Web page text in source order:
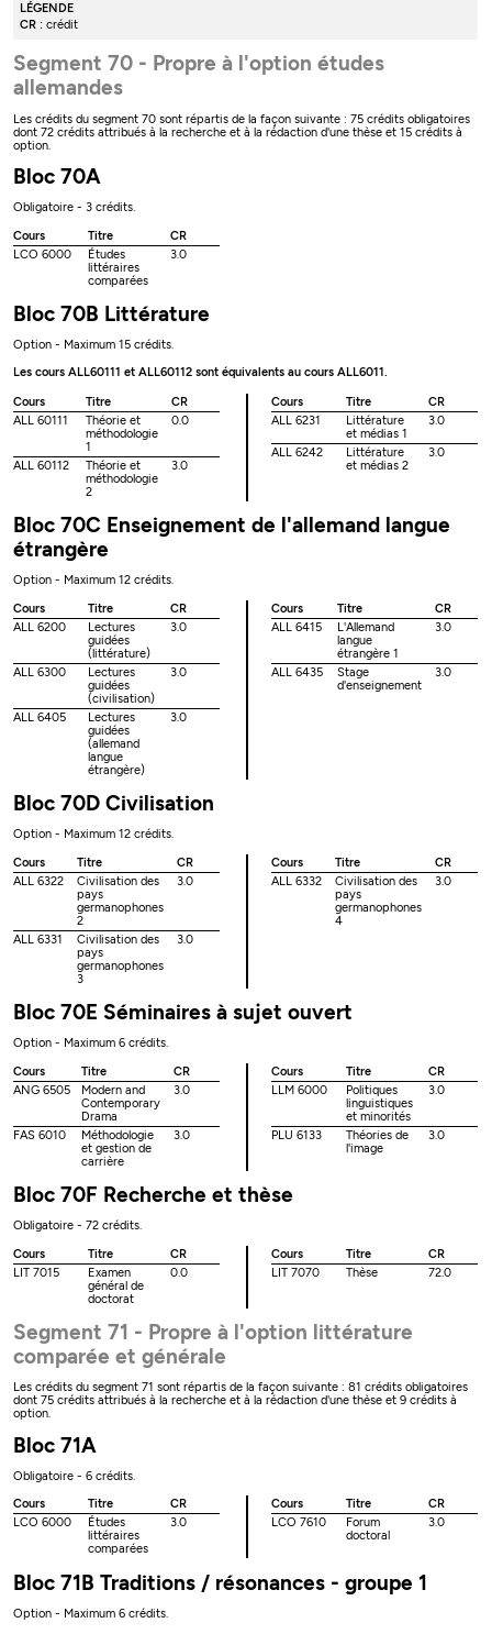
LÉGENDE
CR : crédit
Segment 70 - Propre à l'option études
allemandes
Les crédits du segment 70 sont répartis de la façon suivante : 75 crédits obligatoires
dont 72 crédits attribués à la recherche et à la rédaction d'une thèse et 15 crédits à
option.
Bloc 70A
Obligatoire - 3 crédits.
Cours
Titre
CR
LCO 6000
Études
littéraires
comparées
3.0
Bloc 70B Littérature
Option - Maximum 15 crédits.
Les cours ALL60111 et ALL60112 sont équivalents au cours ALL6011.
Cours Titre
CR
ALL 60111
Théorie et
méthodologie
1
0.0
ALL 60112
Théorie et
méthodologie
2
3.0
Cours Titre
CR
ALL 6231
Littérature
et médias 1
3.0
ALL 6242
Littérature
et médias 2
3.0
Bloc 70C Enseignement de l'allemand langue
étrangère
Option - Maximum 12 crédits.
Cours
Titre
CR
ALL 6200
Lectures
guidées
(littérature)
3.0
ALL 6300
Lectures
guidées
(civilisation)
3.0
ALL 6405
Lectures
guidées
(allemand
langue
étrangère)
3.0
Cours Titre
CR
ALL 6415
L'Allemand
langue
étrangère 1
3.0
ALL 6435
Stage
d'enseignement
3.0
Bloc 70D Civilisation
Option - Maximum 12 crédits.
Cours
Titre
CR
ALL 6322
Civilisation des
pays
germanophones
2
3.0
ALL 6331
Civilisation des
pays
germanophones
3
3.0
Cours Titre
CR
ALL 6332
Civilisation des
pays
germanophones
4
3.0
Bloc 70E Séminaires à sujet ouvert
Option - Maximum 6 crédits.
Cours
Titre
CR
ANG 6505
Modern and
Contemporary
Drama
3.0
FAS 6010
Méthodologie
et gestion de
carrière
3.0
Cours Titre
CR
LLM 6000
Politiques
linguistiques
et minorités
3.0
PLU 6133
Théories de
l'image
3.0
Bloc 70F Recherche et thèse
Obligatoire - 72 crédits.
Cours
Titre
CR
LIT 7015
Examen
général de
doctorat
0.0
Cours Titre
CR
LIT 7070
Thèse 72.0
Segment 71 - Propre à l'option littérature
comparée et générale
Les crédits du segment 71 sont répartis de la façon suivante : 81 crédits obligatoires
dont 75 crédits attribués à la recherche et à la rédaction d'une thèse et 9 crédits à
option.
Bloc 71A
Obligatoire - 6 crédits.
Cours
Titre
CR
LCO 6000
Études
littéraires
comparées
3.0
Cours Titre
CR
LCO 7610
Forum
doctoral
3.0
Bloc 71B Traditions / résonances - groupe 1
Option - Maximum 6 crédits.